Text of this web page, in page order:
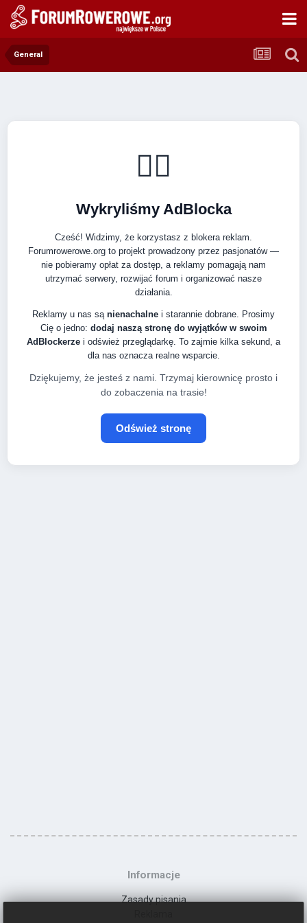
General
🚴‍♂️
Wykryliśmy AdBlocka
Cześć! Widzimy, że korzystasz z blokera reklam.
Forumrowerowe.org to projekt prowadzony przez pasjonatów —
nie pobieramy opłat za dostęp, a reklamy pomagają nam
utrzymać serwery, rozwijać forum i organizować nasze
działania.
Reklamy u nas są nienachalne i starannie dobrane. Prosimy
Cię o jedno: dodaj naszą stronę do wyjątków w swoim
AdBlockerze i odśwież przeglądarkę. To zajmie kilka sekund, a
dla nas oznacza realne wsparcie.
Dziękujemy, że jesteś z nami. Trzymaj kierownicę prosto i
do zobaczenia na trasie!
Odśwież stronę
Informacje
Zasady pisania